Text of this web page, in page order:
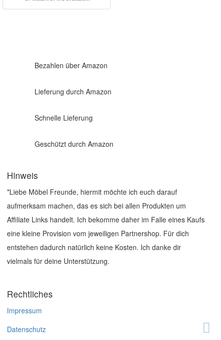
Bezahlen über Amazon
Lieferung durch Amazon
Schnelle Lieferung
Geschützt durch Amazon
Hinweis
*Liebe Möbel Freunde, hiermit möchte ich euch darauf
aufmerksam machen, das es sich bei allen Produkten um
Affiliate Links handelt. Ich bekomme daher im Falle eines Kaufs
eine kleine Provision vom jeweiligen Partnershop. Für dich
entstehen dadurch natürlich keine Kosten. Ich danke dir
vielmals für deine Unterstützung.
Rechtliches
Impressum
Datenschutz